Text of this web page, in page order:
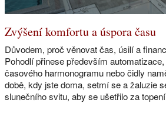
Zvýšení komfortu a úspora času
Důvodem, proč věnovat čas, úsilí a
Pohodlí přinese především
časového harmonogramu nebo čidly
době, kdy jste doma, setmí se a žaluzie
slunečního svitu, aby se ušetřilo za